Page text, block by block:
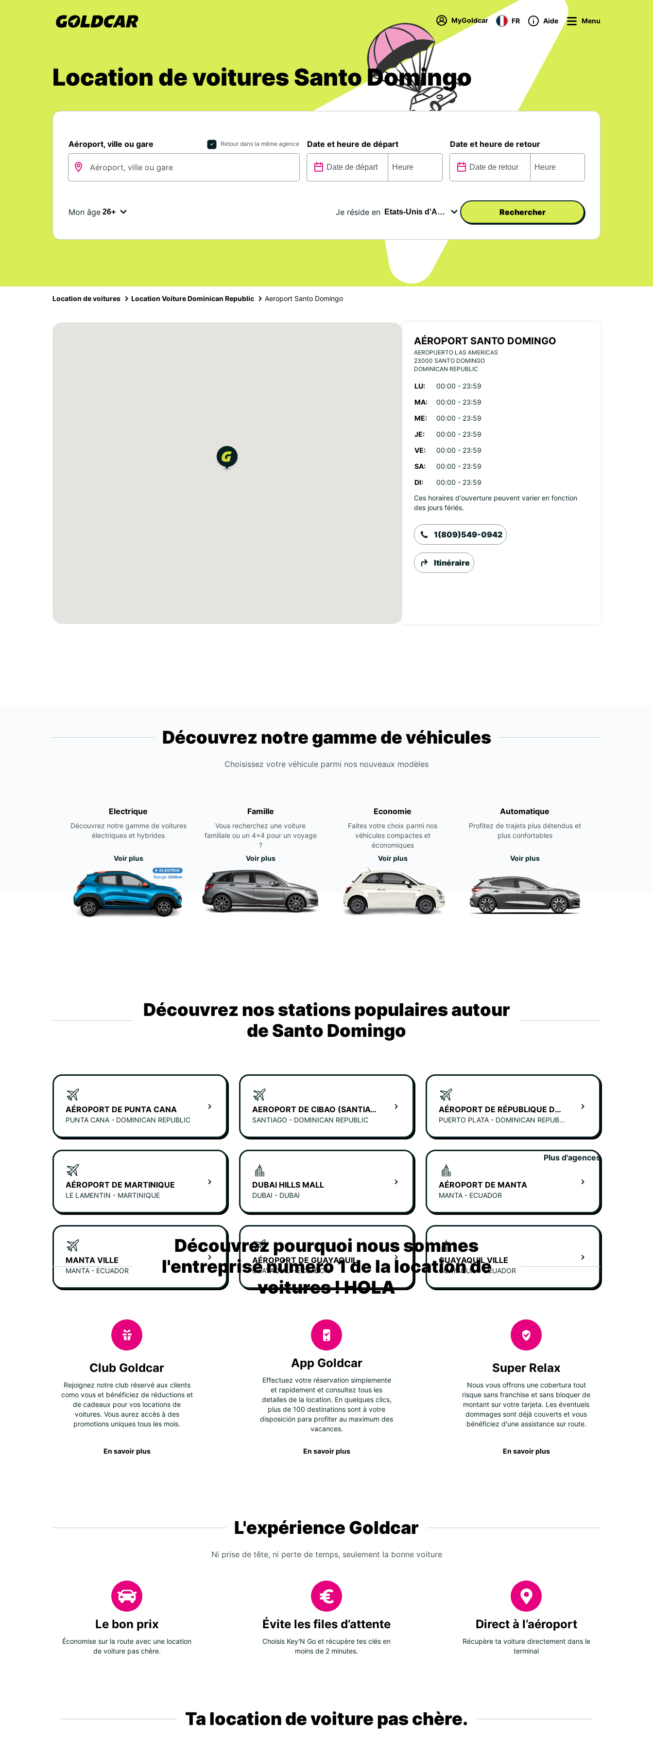
MyGoldcar FR Aide Menu
Location de voitures Santo Domingo
Aéroport, ville ou gare Retour dans la même agence Date et heure de départ Date et heure de retour
Mon âge Je réside en Rechercher
Location de voitures Location Voiture Dominican Republic Aeroport Santo Domingo
AÉROPORT SANTO DOMINGO
AEROPUERTO LAS AMERICAS
23000 SANTO DOMINGO
DOMINICAN REPUBLIC
LU:
00:00 - 23:59
MA:
00:00 - 23:59
ME:
00:00 - 23:59
JE:
00:00 - 23:59
VE:
00:00 - 23:59
SA:
00:00 - 23:59
DI:
00:00 - 23:59
Ces horaires d'ouverture peuvent varier en fonction
des jours fériés.
1(809)549-0942
Itinéraire
Découvrez notre gamme de véhicules
Choisissez votre véhicule parmi nos nouveaux modèles
Electrique
Découvrez notre gamme de voitures
électriques et hybrides
Voir plus
Famille
Vous recherchez une voiture
familiale ou un 4x4 pour un voyage
?
Voir plus
Economie
Faites votre choix parmi nos
véhicules compactes et
économiques
Voir plus
Automatique
Profitez de trajets plus détendus et
plus confortables
Voir plus
Découvrez nos stations populaires autour
de Santo Domingo
AÉROPORT DE PUNTA CANA
PUNTA CANA - DOMINICAN REPUBLIC
AEROPORT DE CIBAO (SANTIAGO)
SANTIAGO - DOMINICAN REPUBLIC
AÉROPORT DE RÉPUBLIQUE DOMINICAINE GREGORIO-LUPERON (PUERTO PLATA)
PUERTO PLATA - DOMINICAN REPUBLIC
AÉROPORT DE MARTINIQUE
LE LAMENTIN - MARTINIQUE
DUBAI HILLS MALL
DUBAI - DUBAI
AÉROPORT DE MANTA
MANTA - ECUADOR
MANTA VILLE
MANTA - ECUADOR
AÉROPORT DE GUAYAQUIL
GUAYAQUIL - ECUADOR
GUAYAQUIL VILLE
GUAYAQUIL - ECUADOR
Plus d'agences
Découvrez pourquoi nous sommes
l'entreprise número 1 de la location de
voitures ! HOLA
Club Goldcar
Rejoignez notre club réservé aux clients
como vous et bénéficiez de réductions et
de cadeaux pour vos locations de
voitures. Vous aurez accès à des
promotions uniques tous les mois.
En savoir plus
App Goldcar
Effectuez votre réservation simplemente
et rapidement et consultez tous les
detalles de la location. En quelques clics,
plus de 100 destinations sont à votre
disposición para profiter au maximum des
vacances.
En savoir plus
Super Relax
Nous vous offrons une cobertura tout
risque sans franchise et sans bloquer de
montant sur votre tarjeta. Les éventuels
dommages sont déjà couverts et vous
bénéficiez d'une assistance sur route.
En savoir plus
L'expérience Goldcar
Ni prise de tête, ni perte de temps, seulement la bonne voiture
Le bon prix
Économise sur la route avec une location
de voiture pas chère.
Évite les files d’attente
Choisis Key'N Go et récupère tes clés en
moins de 2 minutes.
Direct à l’aéroport
Récupère ta voiture directement dans le
terminal
Ta location de voiture pas chère.